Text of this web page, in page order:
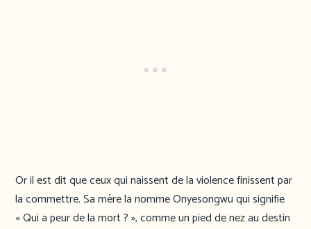
Or il est dit que ceux qui naissent de la violence finissent par
la commettre. Sa mère la nomme Onyesongwu qui signifie
« Qui a peur de la mort ? », comme un pied de nez au destin